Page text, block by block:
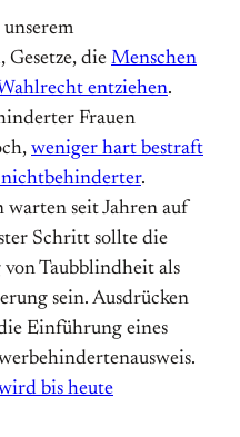
die Menschen
entziehen.
Frauen
weniger hart bestraft
nichtbehinderter.
warten seit Jahren auf
Schritt sollte die
Taubblindheit als
sein. Ausdrücken
Einführung eines
bis heute